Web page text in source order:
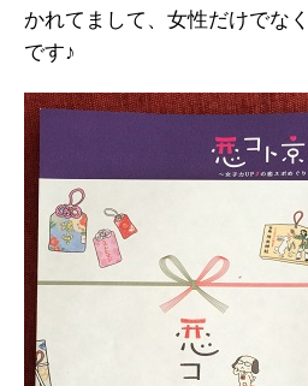
かれてまして、女性だけでな
です♪